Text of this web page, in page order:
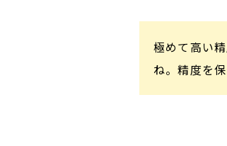
極めて高い
ね。精度を